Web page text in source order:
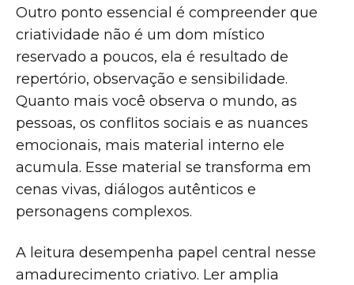
Outro ponto essencial é compreender que
criatividade não é um dom místico
reservado a poucos, ela é resultado de
repertório, observação e sensibilidade.
Quanto mais você observa o mundo, as
pessoas, os conflitos sociais e as nuances
emocionais, mais material interno ele
acumula. Esse material se transforma em
cenas vivas, diálogos autênticos e
personagens complexos.
A leitura desempenha papel central nesse
amadurecimento criativo. Ler amplia